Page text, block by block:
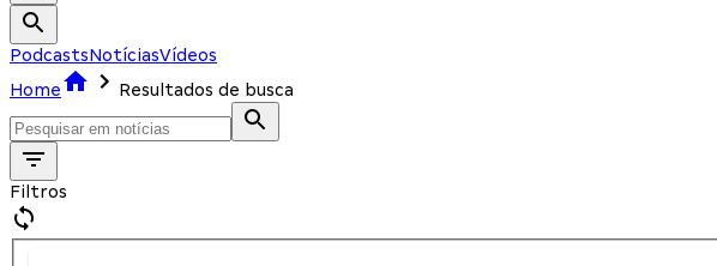
PodcastsNotíciasVídeos
Home
Resultados de busca
Filtros